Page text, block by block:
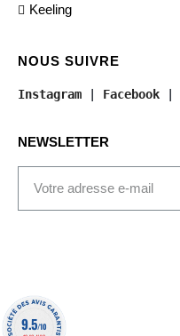
Keeling
NOUS SUIVRE
Instagram Facebook
NEWSLETTER
9.5/10